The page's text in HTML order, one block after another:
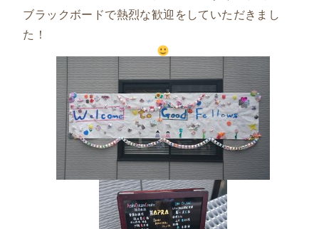
ブラックボードで熱烈な歓迎をしていただきまし
た！